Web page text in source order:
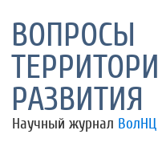
ВОПРОСЫ
РАЗВИТИЯ
Научный журнал